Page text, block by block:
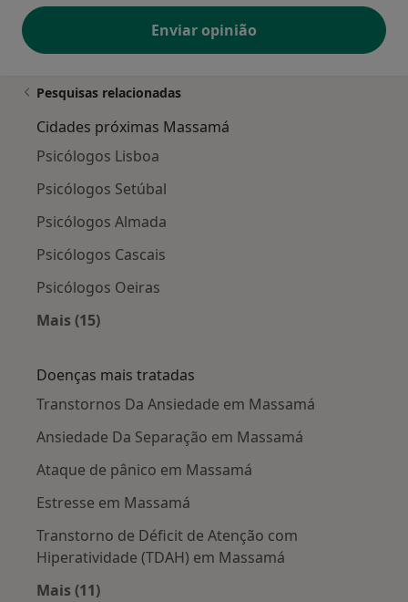
Enviar opinião
Pesquisas relacionadas
Cidades próximas Massamá
Psicólogos Lisboa
Psicólogos Setúbal
Psicólogos Almada
Psicólogos Cascais
Psicólogos Oeiras
Mais (15)
Doenças mais tratadas
Transtornos Da Ansiedade em Massamá
Ansiedade Da Separação em Massamá
Ataque de pânico em Massamá
Estresse em Massamá
Transtorno de Déficit de Atenção com
Hiperatividade (TDAH) em Massamá
Mais (11)